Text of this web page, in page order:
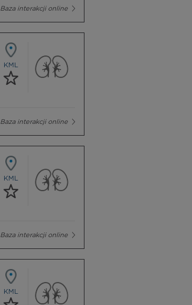
Baza interakcji online
KML
Baza interakcji online
KML
Baza interakcji online
KML